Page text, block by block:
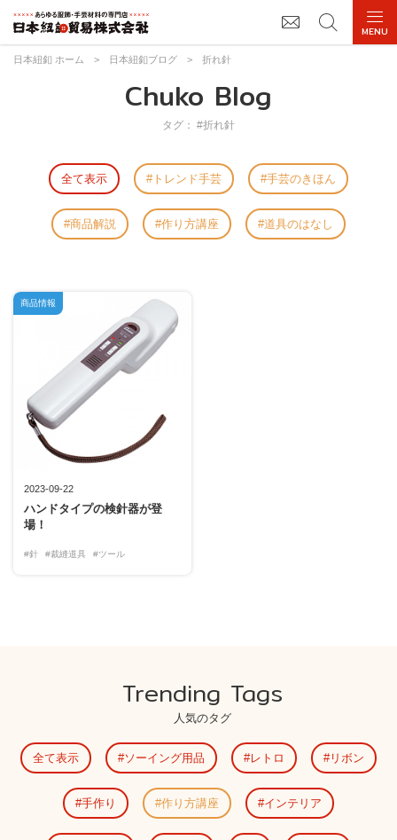
日本紐釦 ホーム > 日本紐釦ブログ > 折れ針
Chuko Blog
タグ： #折れ針
全て表示 トレンド手芸 手芸のきほん
商品解説 作り方講座 道具のはなし
2023-09-22
ハンドタイプの検針器が登
場！
#針 #裁縫道具 #ツール
商品情報
Trending Tags
人気のタグ
全て表示 ソーイング用品 レトロ リボン
手作り 作り方講座 インテリア